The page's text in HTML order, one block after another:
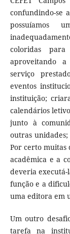
confundindo-se
possuíamos
coloridas
aproveitando
serviço
eventos
instituição;
calendários
junto à
outras
Por certo muitas
acadêmica e a
deveria executá-
função e a
uma editora em
Um outro
tarefa na